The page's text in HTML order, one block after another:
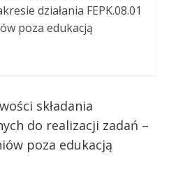
działania FEPK.08.01
poza edukacją
składania
do realizacji zadań –
poza edukacją